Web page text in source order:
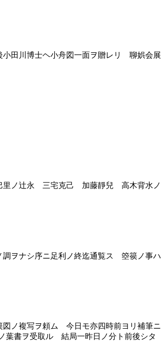
田川博士ヘ小舟図一面ヲ贈レリ 聊娯会展
ノ辻永 三宅克己 加藤靜兒 高木背水ノ
ヲナシ序ニ足利ノ終迄通覧ス 箜篌ノ事ハ
ノ複写ヲ頼ム 今日モ亦四時前ヨリ補筆ニ
書ヲ受取ル 結局一昨日ノ分ト前後シタ